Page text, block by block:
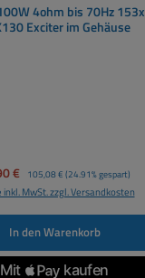
4ohm bis 70Hz
Exciter im Gehäuse
€ Regulärer Preis:
105,08 € (24.91% gespart)
inkl. MwSt. zzgl. Versandkosten
In den Warenkorb